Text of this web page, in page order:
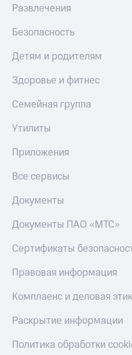
Развлечения
Безопасность
Детям и родителям
Здоровье и фитнес
Семейная группа
Утилиты
Приложения
Все сервисы
Документы
Документы ПАО «МТС»
Сертификаты
Правовая информация
Комплаенс и деловая
Раскрытие информации
Политика обработки